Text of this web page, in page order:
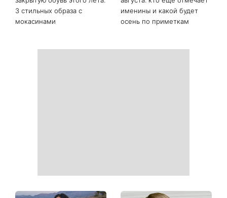
Последние новости